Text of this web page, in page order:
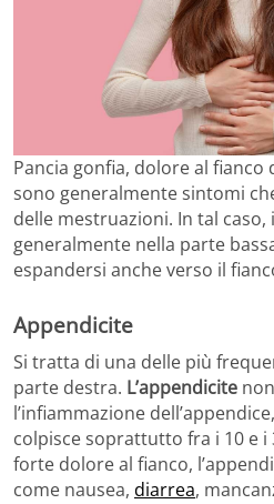
Pancia gonfia, dolore al fianco
sono generalmente sintomi
delle mestruazioni. In tal caso,
generalmente nella parte
espandersi anche verso il
Appendicite
Si tratta di una delle più
parte destra. L’appendicite
l’infiammazione
colpisce soprattutto fra i 10 e i
forte dolore al fianco,
come nausea, diarrea,